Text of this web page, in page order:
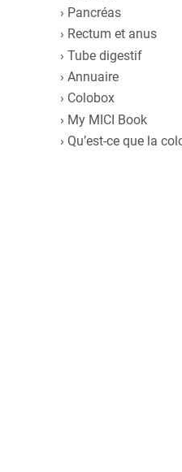
Pancréas
Rectum et anus
Tube digestif
Annuaire
Colobox
My MICI Book
Qu’est-ce que la